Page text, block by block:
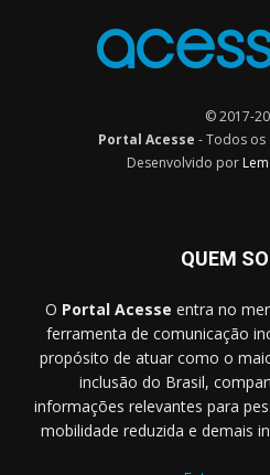
© 2017-
Portal Acesse - Todos
Desenvolvido por
QUEM
O Portal Acesse entra no
ferramenta de comunicação
propósito de atuar como o
inclusão do Brasil,
informações relevantes para
mobilidade reduzida e demais